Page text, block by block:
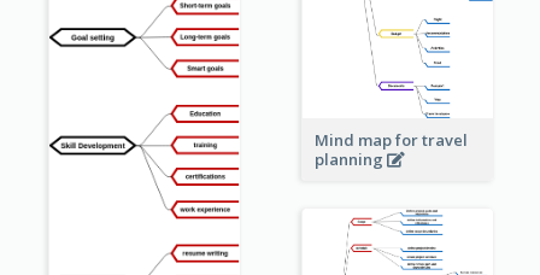
Mind map for travel
planning